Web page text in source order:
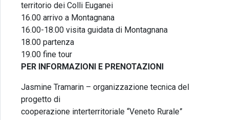
territorio dei Colli Euganei
16.00 arrivo a Montagnana
16.00-18.00 visita guidata di Montagnana
18.00 partenza
19.00 fine tour
PER INFORMAZIONI E PRENOTAZIONI
Jasmine Tramarin – organizzazione tecnica del
progetto di
cooperazione interterritoriale “Veneto Rurale”